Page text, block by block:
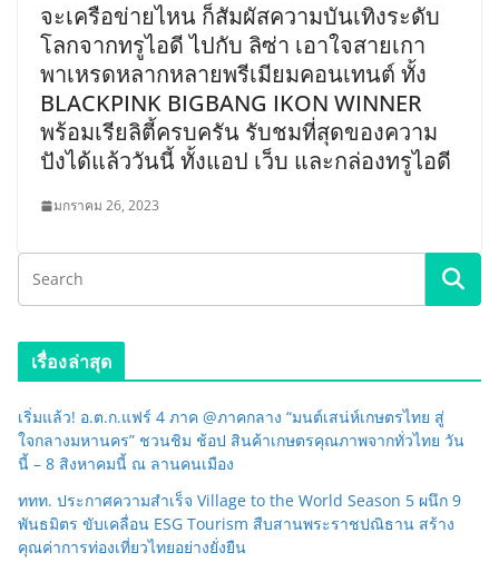
จะเครือข่ายไหน ก็สัมผัสความบันเทิงระดับ
โลกจากทรูไอดี ไปกับ ลิซ่า เอาใจสายเกา
พาเหรดหลากหลายพรีเมียมคอนเทนต์ ทั้ง
BLACKPINK BIGBANG IKON WINNER
พร้อมเรียลิตี้ครบครัน รับชมที่สุดของความ
ปังได้แล้ววันนี้ ทั้งแอป เว็บ และกล่องทรูไอดี
มกราคม 26, 2023
เรื่องล่าสุด
เริ่มแล้ว! อ.ต.ก.แฟร์ 4 ภาค @ภาคกลาง “มนต์เสน่ห์เกษตรไทย สู่
ใจกลางมหานคร” ชวนชิม ช้อป สินค้าเกษตรคุณภาพจากทั่วไทย วัน
นี้ – 8 สิงหาคมนี้ ณ ลานคนเมือง
ททท. ประกาศความสำเร็จ Village to the World Season 5 ผนึก 9
พันธมิตร ขับเคลื่อน ESG Tourism สืบสานพระราชปณิธาน สร้าง
คุณค่าการท่องเที่ยวไทยอย่างยั่งยืน